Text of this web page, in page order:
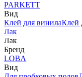
PARKETT
Вид
Клей для винилаКлей
Лак
Лак
Бренд
LOBA
Вид